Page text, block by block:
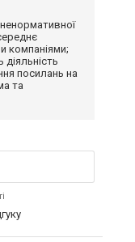
компаніями;
посилань на
та